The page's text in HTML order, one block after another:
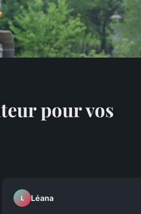
pour vos
L Léana